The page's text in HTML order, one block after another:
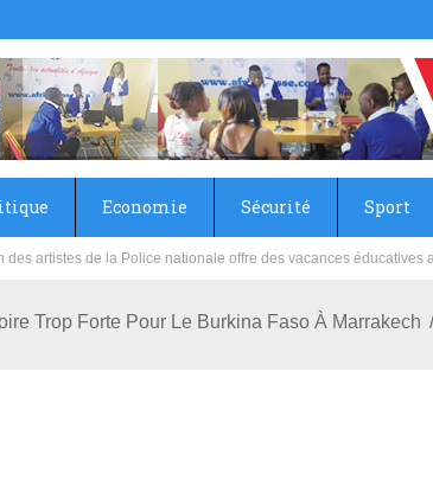
Economie Sécurité Sport
primaire et collège du Camp Général Aboubacar Sangoulé
Trop Forte Pour Le Burkina Faso À Marrakech